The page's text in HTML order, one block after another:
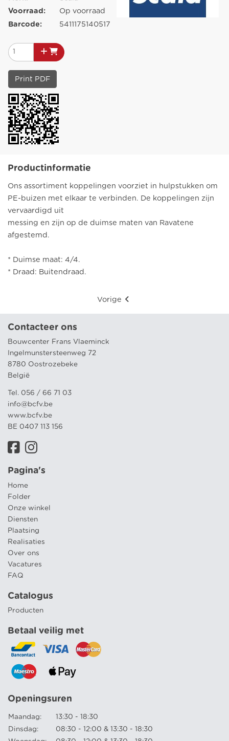
Voorraad:
Op voorraad
Barcode:
5411175140517
Print PDF
Productinformatie
Ons assortiment koppelingen voorziet in hulpstukken om
PE-buizen met elkaar te verbinden. De koppelingen zijn
vervaardigd uit
messing en zijn op de duimse maten van Ravatene
afgestemd.
* Duimse maat: 4/4.
* Draad: Buitendraad.
Vorige
Contacteer ons
Bouwcenter Frans Vlaeminck
Ingelmunstersteenweg 72
8780 Oostrozebeke
België
Tel. 056 / 66 71 03
info@bcfv.be
www.bcfv.be
BE 0407 113 156
Pagina's
Home
Folder
Onze winkel
Diensten
Plaatsing
Realisaties
Over ons
Vacatures
FAQ
Catalogus
Producten
Betaal veilig met
Openingsuren
Maandag:
13:30 - 18:30
Dinsdag:
08:30 - 12:00 & 13:30 - 18:30